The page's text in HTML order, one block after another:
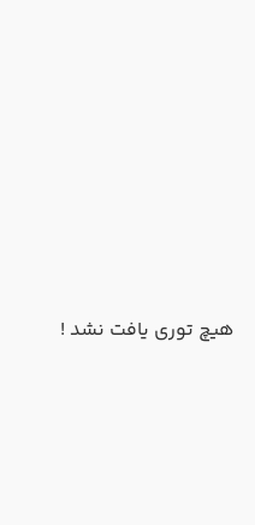
هیچ توری یافت نشد !